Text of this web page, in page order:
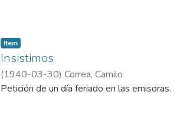
Item
Insistimos
(1940-03-30) Correa, Camilo
Petición de un día feriado en las emisoras.